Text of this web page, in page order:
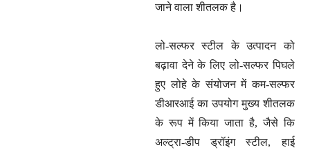
जाने वाला शीतलक है।
लो-सल्फर स्टील के उत्पादन को
बढ़ावा देने के लिए लो-सल्फर पिघले
हुए लोहे के संयोजन में कम-सल्फर
डीआरआई का उपयोग मुख्य शीतलक
के रूप में किया जाता है, जैसे कि
अल्ट्रा-डीप ड्रॉइंग स्टील, हाई